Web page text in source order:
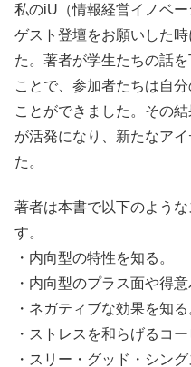
私のiU（情報経営イノベ
ゲスト登壇をお願いした
た。著者が学生たちの話
ことで、参加者たちは自
ことができました。その
が活発になり、新たなア
た。
著者は本書で以下のよう
す。
・内向型の特性を知る。
・内向型のプラス面や得
・ネガティブな効果を知る
・ストレスを和らげるコ
・スリー・グッド・シング